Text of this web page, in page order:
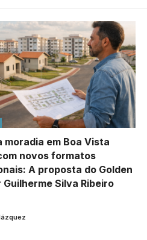
moradia em Boa Vista
novos formatos
A proposta do Golden
Guilherme Silva Ribeiro